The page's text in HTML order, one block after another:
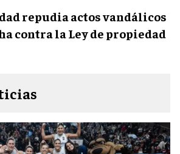
repudia actos vandálicos
contra la Ley de propiedad